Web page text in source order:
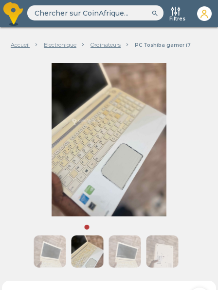
search
Filtres
Accueil Electronique Ordinateurs PC Toshiba gamer i7